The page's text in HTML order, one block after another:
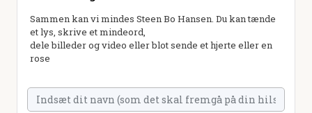
Sammen kan vi mindes Steen Bo Hansen. Du kan tænde
et lys, skrive et mindeord,
dele billeder og video eller blot sende et hjerte eller en
rose